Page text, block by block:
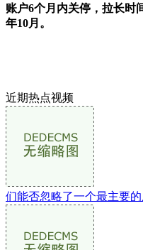
账户6个月内关停，拉长时
年10月。
近期热点视频
们能否忽略了一个最主要